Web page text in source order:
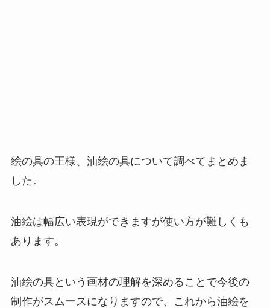
絵の具の王様、油絵の具について調べてまとめま
した。
油絵は幅広い表現ができますが使い方が難しくも
あります。
油絵の具という画材の理解を深めることで今後の
制作がスムースになりますので、これから油絵を